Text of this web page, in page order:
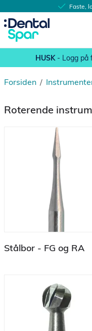
Faste,
HUSK- Logg på
/
Forsiden
Roterende
Stålbor - FG og RA